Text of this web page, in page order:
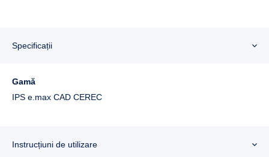
Specificații
Gamă
IPS e.max CAD CEREC
Instrucțiuni de utilizare